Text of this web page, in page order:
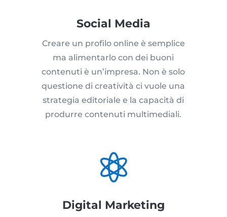
Social Media
Creare un profilo online è semplice
ma alimentarlo con dei buoni
contenuti è un’impresa. Non è solo
questione di creatività ci vuole una
strategia editoriale e la capacità di
produrre contenuti multimediali.

Digital Marketing